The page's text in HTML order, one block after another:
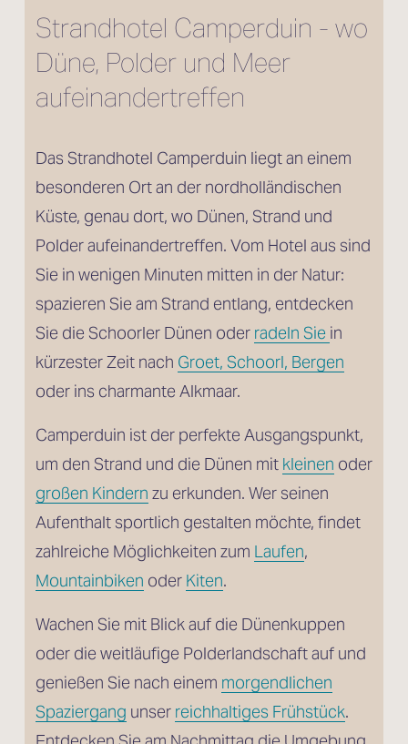
Strandhotel Camperduin - wo
Düne, Polder und Meer
aufeinandertreffen
Das Strandhotel Camperduin liegt an einem
besonderen Ort an der nordholländischen
Küste, genau dort, wo Dünen, Strand und
Polder aufeinandertreffen. Vom Hotel aus sind
Sie in wenigen Minuten mitten in der Natur:
spazieren Sie am Strand entlang, entdecken
Sie die Schoorler Dünen oder radeln Sie in
kürzester Zeit nach Groet, Schoorl, Bergen
oder ins charmante Alkmaar.
Camperduin ist der perfekte Ausgangspunkt,
um den Strand und die Dünen mit kleinen oder
großen Kindern zu erkunden. Wer seinen
Aufenthalt sportlich gestalten möchte, findet
zahlreiche Möglichkeiten zum Laufen
Mountainbiken oder Kiten.
Wachen Sie mit Blick auf die Dünenkuppen
oder die weitläufige Polderlandschaft auf und
genießen Sie nach einem morgendlichen
Spaziergang unser reichhaltiges Frühstück.